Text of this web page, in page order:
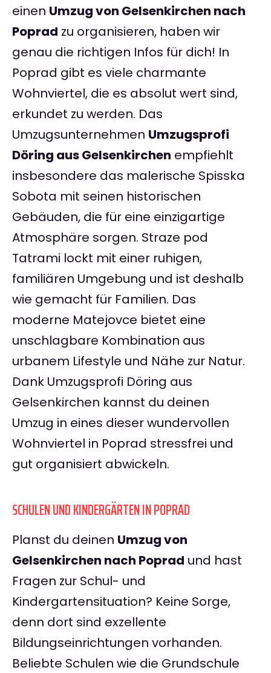
einen Umzug von Gelsenkirchen nach
Poprad zu organisieren, haben wir
genau die richtigen Infos für dich! In
Poprad gibt es viele charmante
Wohnviertel, die es absolut wert sind,
erkundet zu werden. Das
Umzugsunternehmen Umzugsprofi
Döring aus Gelsenkirchen empfiehlt
insbesondere das malerische Spisska
Sobota mit seinen historischen
Gebäuden, die für eine einzigartige
Atmosphäre sorgen. Straze pod
Tatrami lockt mit einer ruhigen,
familiären Umgebung und ist deshalb
wie gemacht für Familien. Das
moderne Matejovce bietet eine
unschlagbare Kombination aus
urbanem Lifestyle und Nähe zur Natur.
Dank Umzugsprofi Döring aus
Gelsenkirchen kannst du deinen
Umzug in eines dieser wundervollen
Wohnviertel in Poprad stressfrei und
gut organisiert abwickeln.
SCHULEN UND KINDERGÄRTEN IN POPRAD
Planst du deinen Umzug von
Gelsenkirchen nach Poprad und hast
Fragen zur Schul- und
Kindergartensituation? Keine Sorge,
denn dort sind exzellente
Bildungseinrichtungen vorhanden.
Beliebte Schulen wie die Grundschule